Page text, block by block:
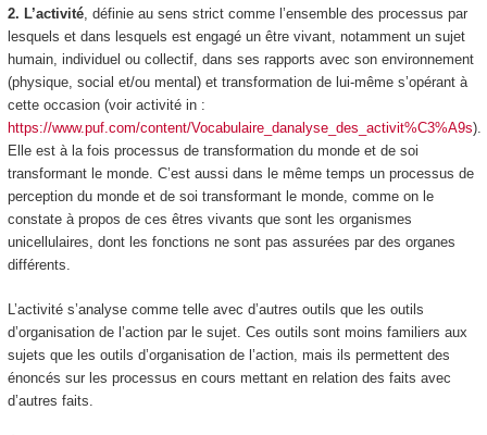
2. L’activité, définie au sens strict comme l’ensemble des processus par
lesquels et dans lesquels est engagé un être vivant, notamment un sujet
humain, individuel ou collectif, dans ses rapports avec son environnement
(physique, social et/ou mental) et transformation de lui-même s’opérant à
cette occasion(voir activité in :
https://www.puf.com/content/Vocabulaire_danalyse_des_activit%C3%A9s).
Elle est à la fois processus de transformation du monde et de soi
transformant le monde. C’est aussi dans le même temps un processus de
perceptiondu monde et de soi transformant le monde, comme on le
constate à propos de ces êtres vivants que sont les organismes
unicellulaires, dont les fonctions ne sont pas assurées par des organes
différents.
L’activité s’analyse comme telle avec d’autres outils que les outils
d’organisation de l’action par le sujet. Ces outils sont moins familiers aux
sujets que les outils d’organisation de l’action, mais ils permettent des
énoncés sur les processus en cours mettant en relation des faits avec
d’autres faits.